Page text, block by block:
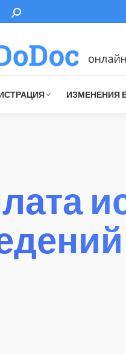
Search:
ИЗМЕНЕНИЯ